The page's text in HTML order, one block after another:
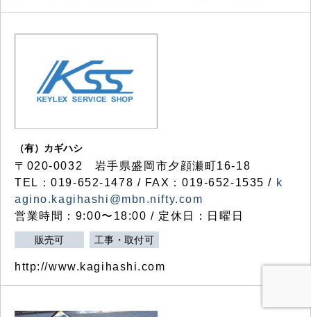
（有）カギハシ
〒020-0032 岩手県盛岡市夕顔瀬町16-18
TEL：019-652-1478 / FAX：019-652-1535 / k
agino.kagihashi@mbn.nifty.com
営業時間：9:00〜18:00 / 定休日：日曜日
販売可 工事・取付可
http://www.kagihashi.com